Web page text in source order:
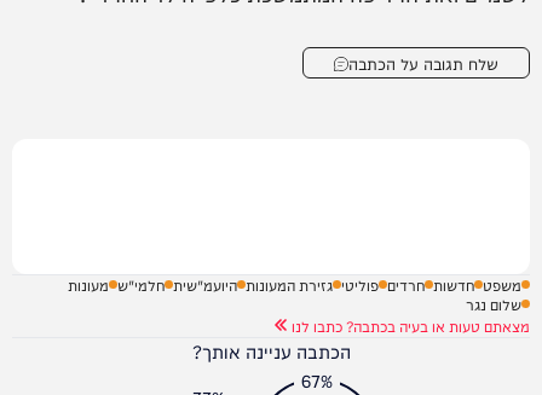
שלח תגובה על הכתבה
משפט חדשות חרדים פוליטי גזירת המעונות היועמ"שית חלמי"ש מעונות
שלום נגר
מצאתם טעות או בעיה בכתבה? כתבו לנו
הכתבה עניינה אותך?
67%